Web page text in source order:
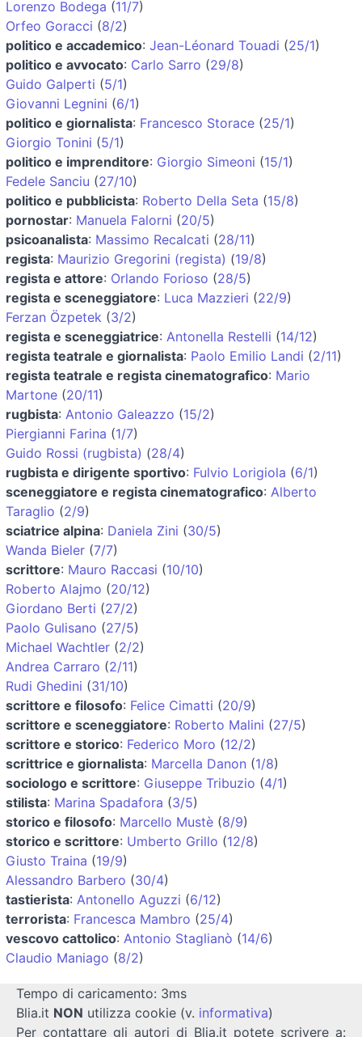
Lorenzo Bodega (11/7)
Orfeo Goracci (8/2)
politico e accademico: Jean-Léonard Touadi (25/1)
politico e avvocato: Carlo Sarro (29/8)
Guido Galperti (5/1)
Giovanni Legnini (6/1)
politico e giornalista: Francesco Storace (25/1)
Giorgio Tonini (5/1)
politico e imprenditore: Giorgio Simeoni (15/1)
Fedele Sanciu (27/10)
politico e pubblicista: Roberto Della Seta (15/8)
pornostar: Manuela Falorni (20/5)
psicoanalista: Massimo Recalcati (28/11)
regista: Maurizio Gregorini (regista) (19/8)
regista e attore: Orlando Forioso (28/5)
regista e sceneggiatore: Luca Mazzieri (22/9)
Ferzan Özpetek (3/2)
regista e sceneggiatrice: Antonella Restelli (14/12)
regista teatrale e giornalista: Paolo Emilio Landi (2/11)
regista teatrale e regista cinematografico: Mario
Martone (20/11)
rugbista: Antonio Galeazzo (15/2)
Piergianni Farina (1/7)
Guido Rossi (rugbista) (28/4)
rugbista e dirigente sportivo: Fulvio Lorigiola (6/1)
sceneggiatore e regista cinematografico: Alberto
Taraglio (2/9)
sciatrice alpina: Daniela Zini (30/5)
Wanda Bieler (7/7)
scrittore: Mauro Raccasi (10/10)
Roberto Alajmo (20/12)
Giordano Berti (27/2)
Paolo Gulisano (27/5)
Michael Wachtler (2/2)
Andrea Carraro (2/11)
Rudi Ghedini (31/10)
scrittore e filosofo: Felice Cimatti (20/9)
scrittore e sceneggiatore: Roberto Malini (27/5)
scrittore e storico: Federico Moro (12/2)
scrittrice e giornalista: Marcella Danon (1/8)
sociologo e scrittore: Giuseppe Tribuzio (4/1)
stilista: Marina Spadafora (3/5)
storico e filosofo: Marcello Mustè (8/9)
storico e scrittore: Umberto Grillo (12/8)
Giusto Traina (19/9)
Alessandro Barbero (30/4)
tastierista: Antonello Aguzzi (6/12)
terrorista: Francesca Mambro (25/4)
vescovo cattolico: Antonio Staglianò (14/6)
Claudio Maniago (8/2)
Tempo di caricamento: 3ms
Blia.it NON utilizza cookie (v. informativa)
Per contattare gli autori di Blia.it potete scrivere a: